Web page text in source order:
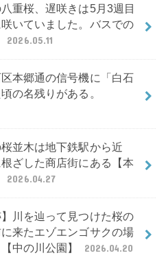
重桜、遅咲きは5月3週目
いていました。バスでの
2026.05.11
本郷通の信号機に「白石
の名残りがある。
並木は地下鉄駅から近
根ざした商店街にある【本
2026.04.27
】川を辿って見つけた桜の
来たエゾエンゴサクの場
中の川公園】
2026.04.20